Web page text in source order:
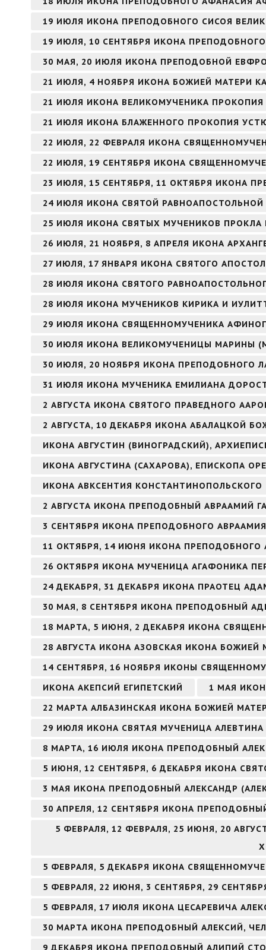
19 ИЮЛЯ ИКОНА ПРЕПОДОБНОГО СИСОЯ
19 ИЮЛЯ, 10 СЕНТЯБРЯ ИКОНА
30 МАЯ, 20 ИЮЛЯ ИКОНА ПРЕПОДОБНОЙ
21 ИЮЛЯ, 4 НОЯБРЯ ИКОНА БОЖИЕЙ МАТЕРИ
21 ИЮЛЯ ИКОНА ВЕЛИКОМУЧЕНИКА ПРОКОПИЯ
21 ИЮЛЯ ИКОНА БЛАЖЕННОГО ПРОКОПИЯ
22 ИЮЛЯ, 22 ФЕВРАЛЯ ИКОНА
22 ИЮЛЯ, 19 СЕНТЯБРЯ ИКОНА
23 ИЮЛЯ, 15 СЕНТЯБРЯ, 11 ОКТЯБРЯ ИКОНА
24 ИЮЛЯ ИКОНА СВЯТОЙ
25 ИЮЛЯ ИКОНА СВЯТЫХ МУЧЕНИКОВ ПРОКЛА
26 ИЮЛЯ, 21 НОЯБРЯ, 8 АПРЕЛЯ ИКОНА
27 ИЮЛЯ, 17 ЯНВАРЯ ИКОНА СВЯТОГО
28 ИЮЛЯ ИКОНА СВЯТОГО
28 ИЮЛЯ ИКОНА МУЧЕНИКОВ КИРИКА И
29 ИЮЛЯ ИКОНА СВЯЩЕННОМУЧЕНИКА
30 ИЮЛЯ ИКОНА ВЕЛИКОМУЧЕНИЦЫ МАРИНЫ
30 ИЮЛЯ, 20 НОЯБРЯ ИКОНА ПРЕПОДОБНОГО
31 ИЮЛЯ ИКОНА МУЧЕНИКА ЕМИЛИАНА
2 АВГУСТА ИКОНА СВЯТОГО ПРАВЕДНОГО
2 АВГУСТА, 10 ДЕКАБРЯ ИКОНА АБАЛАЦКОЙ
ИКОНА АВГУСТИН (ВИНОГРАДСКИЙ),
ИКОНА АВГУСТИНА (САХАРОВА), ЕПИСКОПА
ИКОНА АВКСЕНТИЯ КОНСТАНТИНОПОЛЬСКОГО
2 АВГУСТА ИКОНА ПРЕПОДОБНЫЙ АВРААМИЙ
3 СЕНТЯБРЯ ИКОНА ПРЕПОДОБНОГО
11 ОКТЯБРЯ, 14 ИЮНЯ ИКОНА ПРЕПОДОБНОГО
26 ОКТЯБРЯ ИКОНА МУЧЕНИЦА АГАФОНИКА
24 ДЕКАБРЯ, 31 ДЕКАБРЯ ИКОНА ПРАОТЕЦ
30 МАЯ, 8 СЕНТЯБРЯ ИКОНА ПРЕПОДОБНЫЙ
18 МАРТА, 5 ИЮНЯ, 2 ДЕКАБРЯ ИКОНА
28 АВГУСТА ИКОНА АЗОВСКАЯ ИКОНА БОЖИЕЙ
14 СЕНТЯБРЯ, 16 НОЯБРЯ ИКОНЫ
ИКОНА АКЕПСИЙ ЕГИПЕТСКИЙ
1 МАЯ
22 МАРТА АЛБАЗИНСКАЯ ИКОНА БОЖИЕЙ
29 ИЮЛЯ ИКОНА СВЯТАЯ МУЧЕНИЦА
8 МАРТА, 16 ИЮЛЯ ИКОНА ПРЕПОДОБНЫЙ
5 ИЮНЯ, 12 СЕНТЯБРЯ, 6 ДЕКАБРЯ ИКОНА
3 МАЯ ИКОНА ПРЕПОДОБНЫЙ АЛЕКСАНДР
30 АПРЕЛЯ, 12 СЕНТЯБРЯ ИКОНА
5 ФЕВРАЛЯ, 12 ФЕВРАЛЯ, 25 ИЮНЯ, 20
5 ФЕВРАЛЯ, 5 ДЕКАБРЯ ИКОНА
5 ФЕВРАЛЯ, 22 ИЮНЯ, 3 СЕНТЯБРЯ, 29
5 ФЕВРАЛЯ, 17 ИЮЛЯ ИКОНА ЦЕСАРЕВИЧА
30 МАРТА ИКОНА ПРЕПОДОБНЫЙ АЛЕКСИЙ,
9 ДЕКАБРЯ ИКОНА ПРЕПОДОБНЫЙ АЛИПИЙ